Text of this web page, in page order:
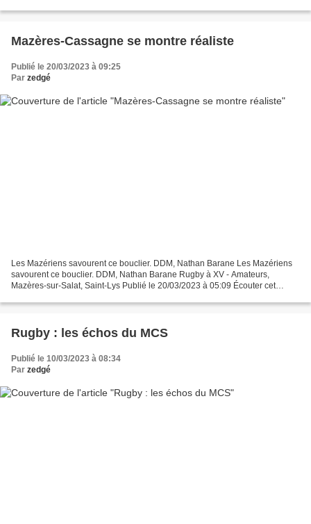
Mazères-Cassagne se montre réaliste
Publié le 20/03/2023 à 09:25
Par zedgé
Les Mazériens savourent ce bouclier. DDM, Nathan Barane Les Mazériens
savourent ce bouclier. DDM, Nathan Barane Rugby à XV - Amateurs,
Mazères-sur-Salat, Saint-Lys Publié le 20/03/2023 à 05:09 Écouter cet
Rugby : les échos du MCS
Publié le 10/03/2023 à 08:34
Par zedgé